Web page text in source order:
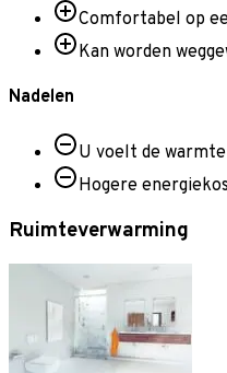
Comfortabel op
Kan worden
Nadelen
U voelt de
Hogere
Ruimteverwarming